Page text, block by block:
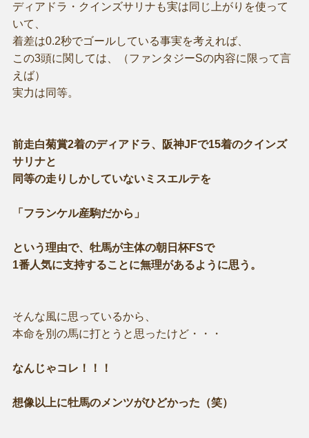
ディアドラ・クインズサリナも実は同じ上がりを使って
いて、
着差は0.2秒でゴールしている事実を考えれば、
この3頭に関しては、（ファンタジーSの内容に限って言
えば）
実力は同等。
前走白菊賞2着のディアドラ、阪神JFで15着のクインズ
サリナと
同等の走りしかしていないミスエルテを
「フランケル産駒だから」
という理由で、牡馬が主体の朝日杯FSで
1番人気に支持することに無理があるように思う。
そんな風に思っているから、
本命を別の馬に打とうと思ったけど・・・
なんじゃコレ！！！
想像以上に牡馬のメンツがひどかった（笑）